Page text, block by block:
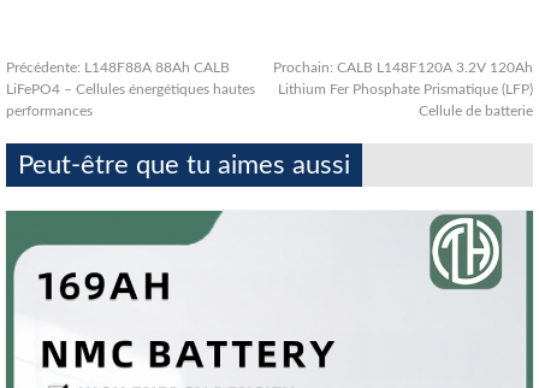
Précédente: L148F88A 88Ah CALB
LiFePO4 – Cellules énergétiques hautes
performances
Prochain: CALB L148F120A 3.2V 120Ah
Lithium Fer Phosphate Prismatique (LFP)
Cellule de batterie
Peut-être que tu aimes aussi